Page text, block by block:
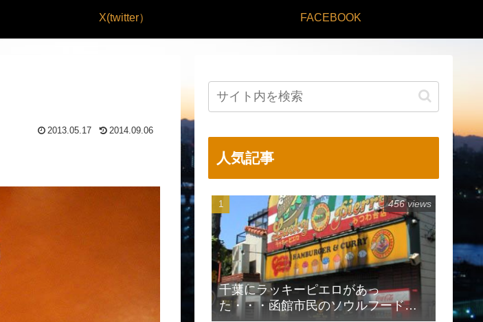
X(twitter） FACEBOOK
2013.05.17 2014.09.06
人気記事
千葉にラッキーピエロがあっ
た・・・函館市民のソウルフードで
456 views